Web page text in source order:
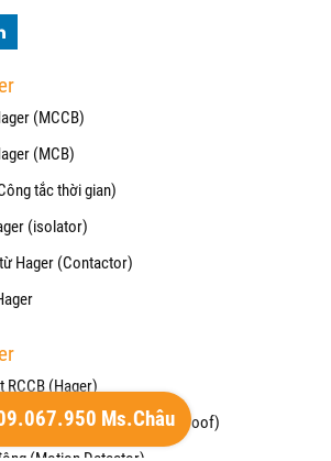
(MCCB)
(MCB)
tắc thời gian)
(isolator)
Hager (Contactor)
RCCB (Hager)
nước cho công tắc (waterproof)
Ms.Châu